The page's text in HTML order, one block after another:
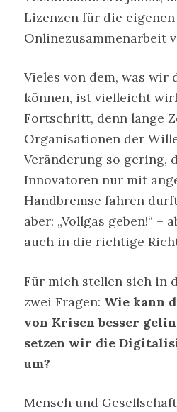
Lizenzen für die
Onlinezusammenarbeit
Vieles von dem, was wir
können, ist vielleicht
Fortschritt, denn lange
Organisationen der
Veränderung so gering,
Innovatoren nur mit
Handbremse fahren
aber: „Vollgas geben!“ –
auch in die richtige
Für mich stellen sich in
zwei Fragen: Wie kann
von Krisen besser
setzen wir die
um?
Mensch und